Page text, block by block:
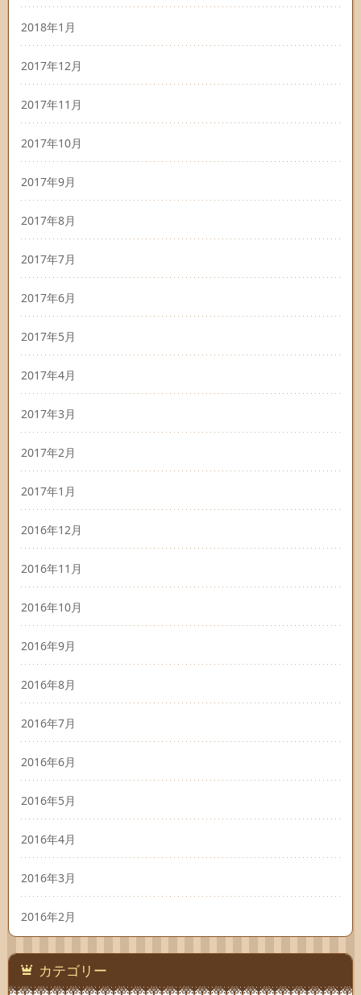
2018年1月
2017年12月
2017年11月
2017年10月
2017年9月
2017年8月
2017年7月
2017年6月
2017年5月
2017年4月
2017年3月
2017年2月
2017年1月
2016年12月
2016年11月
2016年10月
2016年9月
2016年8月
2016年7月
2016年6月
2016年5月
2016年4月
2016年3月
2016年2月
カテゴリー